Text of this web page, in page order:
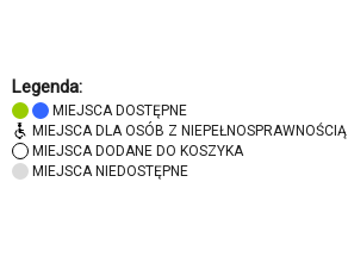
Legenda:
MIEJSCA DOSTĘPNE
MIEJSCA DLA OSÓB Z NIEPEŁNOSPRAWNOŚCIĄ
MIEJSCA DODANE DO KOSZYKA
MIEJSCA NIEDOSTĘPNE